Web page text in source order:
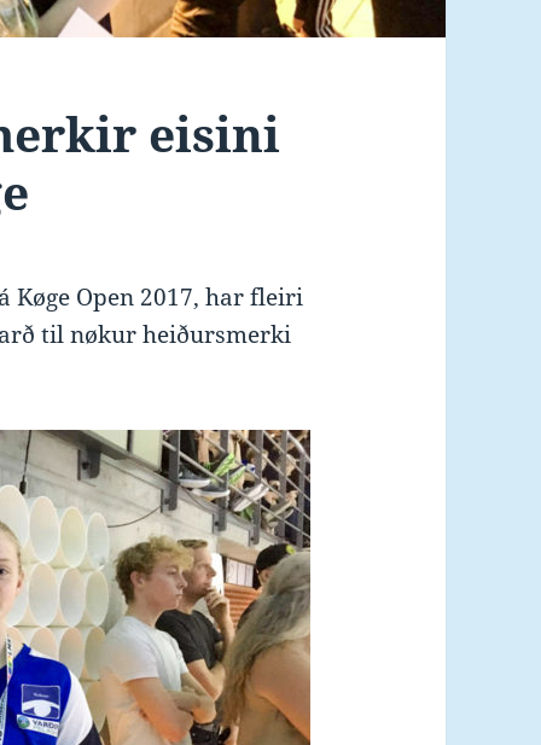
eisini
Køge Open 2017, har fleiri
til nøkur heiðursmerki